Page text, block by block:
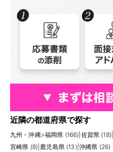
近隣の都道府県で探す
九州・沖縄>福岡県 (166) 佐賀県 (18)
宮崎県 (8) 鹿児島県 (13) 沖縄県 (26)